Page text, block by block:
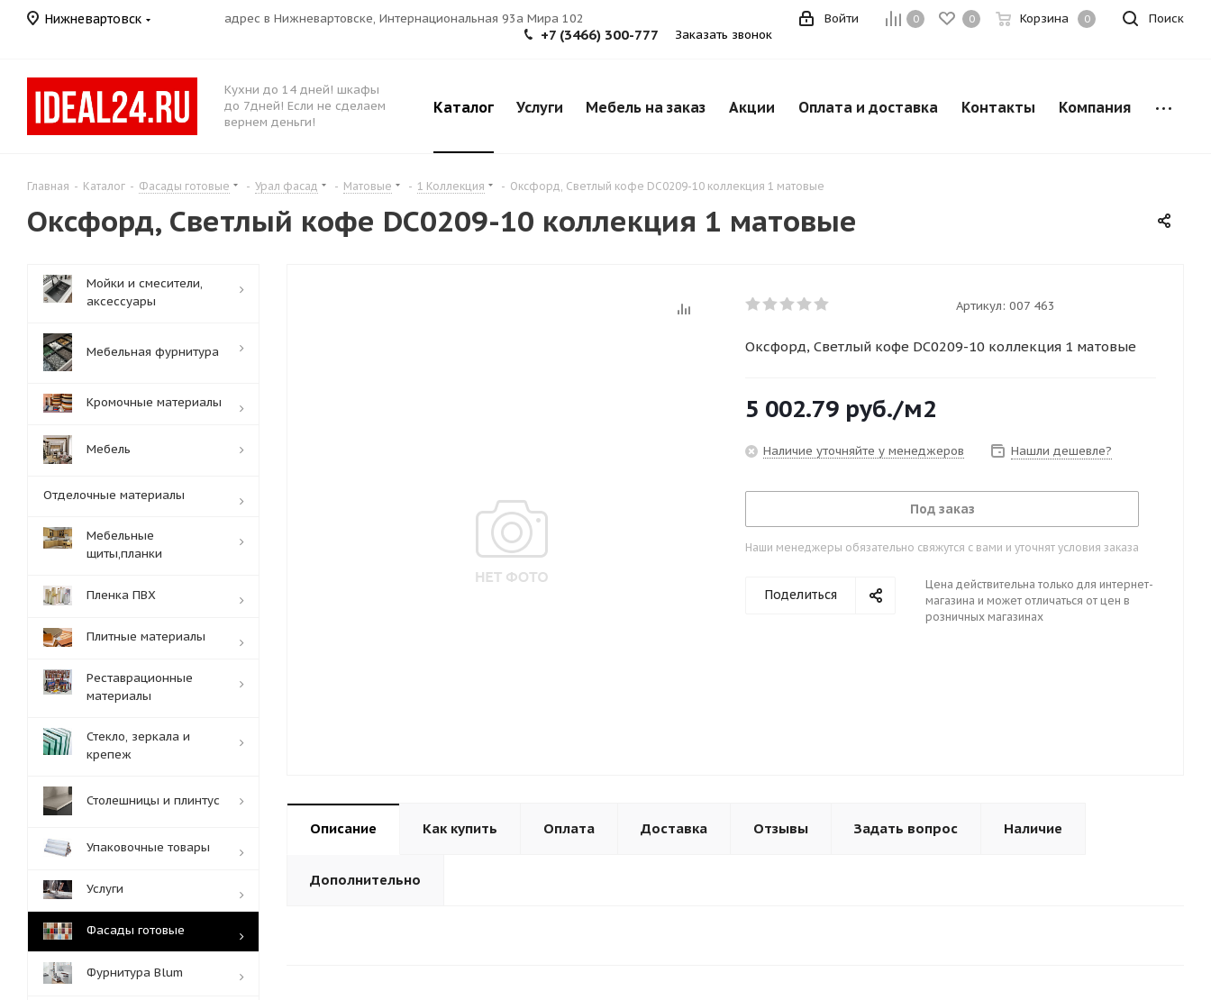
Нижневартовск адрес в Нижневартовске, Интернациональная 93а Мира 102 Поиск
0 0 Корзина 0
Войти
+7 (3466) 300-777 Заказать звонок
Кухни до 14 дней! шкафы
до 7дней! Если не сделаем
вернем деньги!
Каталог Услуги Мебель на заказ Акции Оплата и доставка Контакты Компания
Главная - Каталог - Фасады готовые - Урал фасад - Матовые - 1 Коллекция - Оксфорд, Светлый кофе DC0209-10 коллекция 1 матовые
Оксфорд, Светлый кофе DC0209-10 коллекция 1 матовые
Артикул: 007 463
Оксфорд, Светлый кофе DC0209-10 коллекция 1 матовые
5 002.79 руб./м2
Наличие уточняйте у менеджеров Нашли дешевле?
Под заказ
Наши менеджеры обязательно свяжутся с вами и уточнят условия заказа
Поделиться
Цена действительна только для интернет-
магазина и может отличаться от цен в
розничных магазинах
Описание Как купить Оплата Доставка Отзывы Задать вопрос Наличие
Дополнительно
Мойки и смесители,
аксессуары
Мебельная фурнитура
Кромочные материалы
Мебель
Отделочные материалы
Мебельные
щиты,планки
Пленка ПВХ
Плитные материалы
Реставрационные
материалы
Стекло, зеркала и
крепеж
Столешницы и плинтус
Упаковочные товары
Услуги
Фасады готовые
Фурнитура Blum